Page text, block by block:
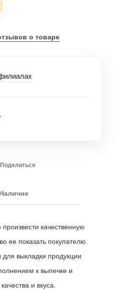
о товаре
Поделиться
Наличие
качественную
ее показать покупателю.
выкладки продукции
к выпечке и
и вкуса.